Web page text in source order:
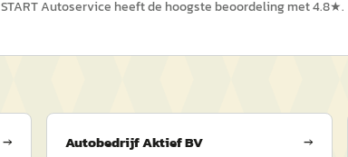
START Autoservice heeft de hoogste beoordeling met4.8★.
→ Autobedrijf Aktief BV →